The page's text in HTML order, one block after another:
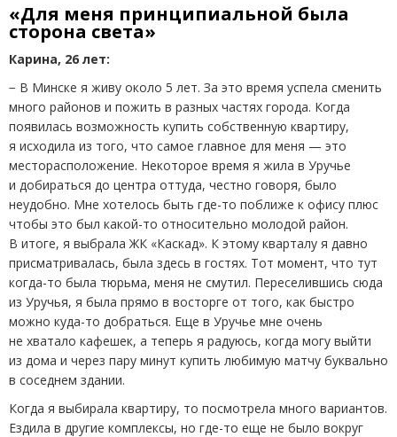
«Для меня принципиальной была
сторона света»
Карина, 26 лет:
− В Минске я живу около 5 лет. За это время успела сменить
много районов и пожить в разных частях города. Когда
появилась возможность купить собственную квартиру,
я исходила из того, что самое главное для меня — это
месторасположение. Некоторое время я жила в Уручье
и добираться до центра оттуда, честно говоря, было
неудобно. Мне хотелось быть где-то поближе к офису плюс
чтобы это был какой-то относительно молодой район.
В итоге, я выбрала ЖК «Каскад». К этому кварталу я давно
присматривалась, была здесь в гостях. Тот момент, что тут
когда-то была тюрьма, меня не смутил. Переселившись сюда
из Уручья, я была прямо в восторге от того, как быстро
можно куда-то добраться. Еще в Уручье мне очень
не хватало кафешек, а теперь я радуюсь, когда могу выйти
из дома и через пару минут купить любимую матчу буквально
в соседнем здании.
Когда я выбирала квартиру, то посмотрела много вариантов.
Ездила в другие комплексы, но где-то еще не было вокруг